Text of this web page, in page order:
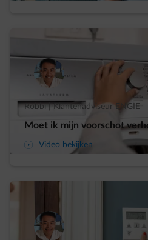
Robbi | Klantenadviseur ENGIE
Moet ik mijn voorschot
arrow-play-fwd Video bekijken